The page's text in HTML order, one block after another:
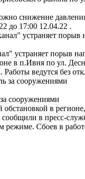
снижение
до 17:00 12.04.22 .
устраняет порыв
в п.Ивня по ул.
Работы ведутся без
сооружениями
в
в пресс-
режиме. Сбоев в